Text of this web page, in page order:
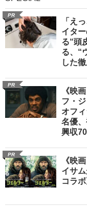
PR
「え
イタ
る“頭
る、“
した
PR
《映
フ・
オフ
名優
興収
PR
《映
イサ
コラボ